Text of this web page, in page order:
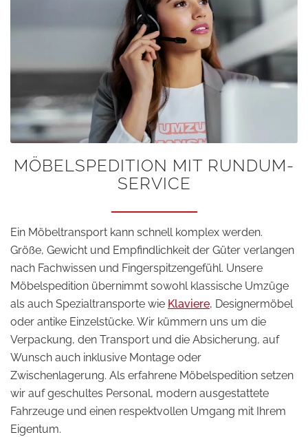
MÖBELSPEDITION MIT RUNDUM-
SERVICE
Ein Möbeltransport kann schnell komplex werden.
Größe, Gewicht und Empfindlichkeit der Güter verlangen
nach Fachwissen und Fingerspitzengefühl. Unsere
Möbelspedition übernimmt sowohl klassische Umzüge
als auch Spezialtransporte wie Klaviere, Designermöbel
oder antike Einzelstücke. Wir kümmern uns um die
Verpackung, den Transport und die Absicherung, auf
Wunsch auch inklusive Montage oder
Zwischenlagerung. Als erfahrene Möbelspedition setzen
wir auf geschultes Personal, modern ausgestattete
Fahrzeuge und einen respektvollen Umgang mit Ihrem
Eigentum.